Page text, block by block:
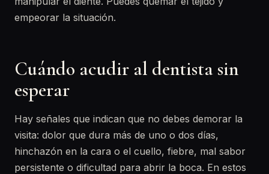
empeorar la situación.
Cuándo acudir al dentista sin
esperar
Hay señales que indican que no debes demorar la
visita: dolor que dura más de uno o dos días,
hinchazón en la cara o el cuello, fiebre, mal sabor
persistente o dificultad para abrir la boca. En estos